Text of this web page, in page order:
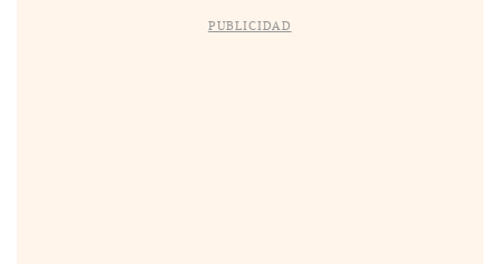
PUBLICIDAD